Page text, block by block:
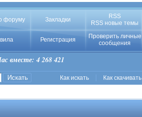
форуму Закладки
RSS
RSS новые темы
Регистрация
Проверить личные
сообщения
вместе: 4 268 421
Как искать Как скачивать